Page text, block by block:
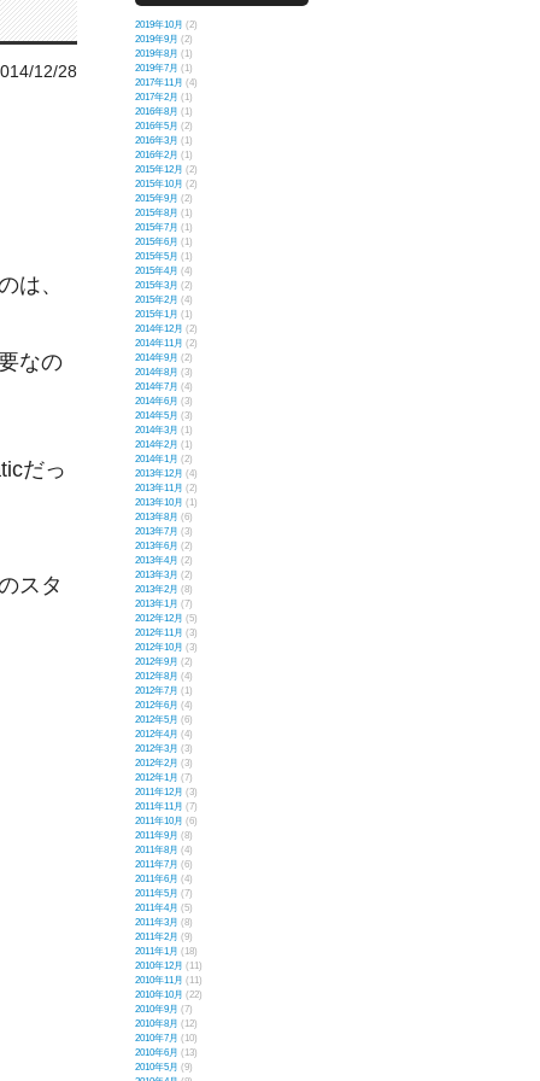
12/28
は、
なの
だっ
スタ
2019年10月 (2)
2019年9月 (2)
2019年8月 (1)
2019年7月 (1)
2017年11月 (4)
2017年2月 (1)
2016年8月 (1)
2016年5月 (2)
2016年3月 (1)
2016年2月 (1)
2015年12月 (2)
2015年10月 (2)
2015年9月 (2)
2015年8月 (1)
2015年7月 (1)
2015年6月 (1)
2015年5月 (1)
2015年4月 (4)
2015年3月 (2)
2015年2月 (4)
2015年1月 (1)
2014年12月 (2)
2014年11月 (2)
2014年9月 (2)
2014年8月 (3)
2014年7月 (4)
2014年6月 (3)
2014年5月 (3)
2014年3月 (1)
2014年2月 (1)
2014年1月 (2)
2013年12月 (4)
2013年11月 (2)
2013年10月 (1)
2013年8月 (6)
2013年7月 (3)
2013年6月 (2)
2013年4月 (2)
2013年3月 (2)
2013年2月 (8)
2013年1月 (7)
2012年12月 (5)
2012年11月 (3)
2012年10月 (3)
2012年9月 (2)
2012年8月 (4)
2012年7月 (1)
2012年6月 (4)
2012年5月 (6)
2012年4月 (4)
2012年3月 (3)
2012年2月 (3)
2012年1月 (7)
2011年12月 (3)
2011年11月 (7)
2011年10月 (6)
2011年9月 (8)
2011年8月 (4)
2011年7月 (6)
2011年6月 (4)
2011年5月 (7)
2011年4月 (5)
2011年3月 (8)
2011年2月 (9)
2011年1月 (18)
2010年12月 (11)
2010年11月 (11)
2010年10月 (22)
2010年9月 (7)
2010年8月 (12)
2010年7月 (10)
2010年6月 (13)
2010年5月 (9)